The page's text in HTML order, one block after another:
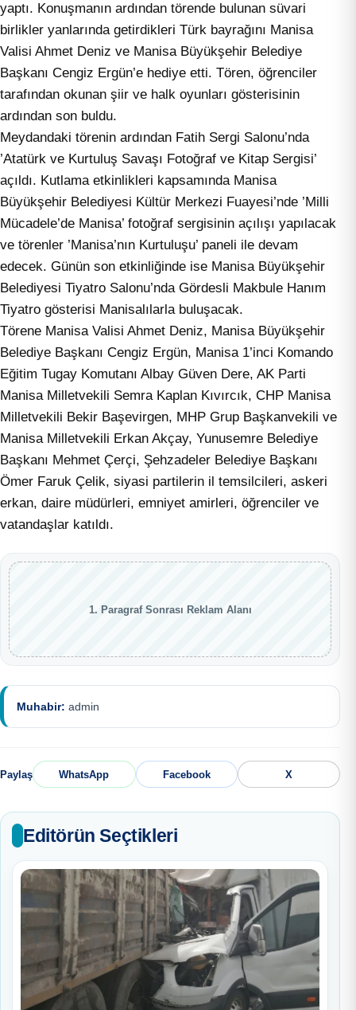
yaptı. Konuşmanın ardından törende bulunan süvari
birlikler yanlarında getirdikleri Türk bayrağını Manisa
Valisi Ahmet Deniz ve Manisa Büyükşehir Belediye
Başkanı Cengiz Ergün’e hediye etti. Tören, öğrenciler
tarafından okunan şiir ve halk oyunları gösterisinin
ardından son buldu.
Meydandaki törenin ardından Fatih Sergi Salonu’nda
’Atatürk ve Kurtuluş Savaşı Fotoğraf ve Kitap Sergisi’
açıldı. Kutlama etkinlikleri kapsamında Manisa
Büyükşehir Belediyesi Kültür Merkezi Fuayesi’nde ’Milli
Mücadele’de Manisa’ fotoğraf sergisinin açılışı yapılacak
ve törenler ’Manisa’nın Kurtuluşu’ paneli ile devam
edecek. Günün son etkinliğinde ise Manisa Büyükşehir
Belediyesi Tiyatro Salonu’nda Gördesli Makbule Hanım
Tiyatro gösterisi Manisalılarla buluşacak.
Törene Manisa Valisi Ahmet Deniz, Manisa Büyükşehir
Belediye Başkanı Cengiz Ergün, Manisa 1’inci Komando
Eğitim Tugay Komutanı Albay Güven Dere, AK Parti
Manisa Milletvekili Semra Kaplan Kıvırcık, CHP Manisa
Milletvekili Bekir Başevirgen, MHP Grup Başkanvekili ve
Manisa Milletvekili Erkan Akçay, Yunusemre Belediye
Başkanı Mehmet Çerçi, Şehzadeler Belediye Başkanı
Ömer Faruk Çelik, siyasi partilerin il temsilcileri, askeri
erkan, daire müdürleri, emniyet amirleri, öğrenciler ve
vatandaşlar katıldı.
1. Paragraf Sonrası Reklam Alanı
Muhabir: admin
Paylaş WhatsApp Facebook X
Editörün Seçtikleri